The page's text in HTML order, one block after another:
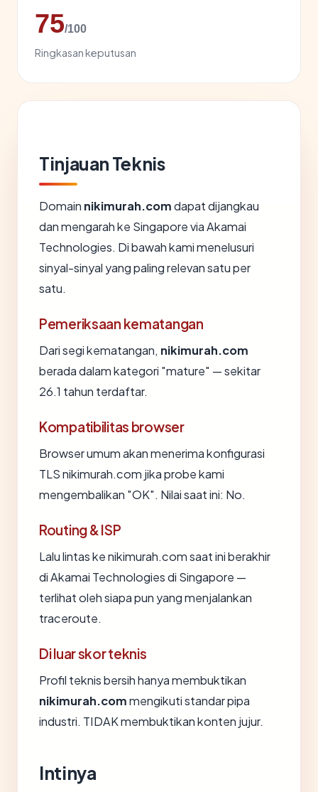
75/100
Ringkasan keputusan
Tinjauan Teknis
Domain nikimurah.comdapat dijangkau
dan mengarah ke Singapore via Akamai
Technologies. Di bawah kami menelusuri
sinyal-sinyal yang paling relevan satu per
satu.
Pemeriksaan kematangan
Dari segi kematangan, nikimurah.com
berada dalam kategori "mature" — sekitar
26.1 tahun terdaftar.
Kompatibilitas browser
Browser umum akan menerima konfigurasi
TLS nikimurah.com jika probe kami
mengembalikan "OK". Nilai saat ini: No.
Routing & ISP
Lalu lintas ke nikimurah.com saat ini berakhir
di Akamai Technologies di Singapore —
terlihat oleh siapa pun yang menjalankan
traceroute.
Di luar skor teknis
Profil teknis bersih hanya membuktikan
nikimurah.commengikuti standar pipa
industri. TIDAK membuktikan konten jujur.
Intinya